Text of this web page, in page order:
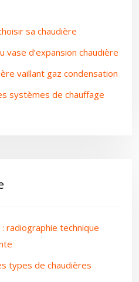
sa chaudière
vase d’expansion chaudière
vaillant gaz condensation
systèmes de chauffage
radiographie technique
types de chaudières